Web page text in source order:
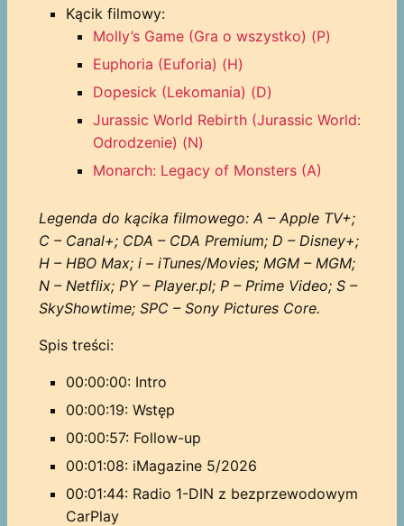
Kącik filmowy:
Molly’s Game (Gra o wszystko) (P)
Euphoria (Euforia) (H)
Dopesick (Lekomania) (D)
Jurassic World Rebirth (Jurassic World:
Odrodzenie) (N)
Monarch: Legacy of Monsters (A)
Legenda do kącika filmowego: A – Apple TV+;
C – Canal+; CDA – CDA Premium; D – Disney+;
H – HBO Max; i – iTunes/Movies; MGM – MGM;
N – Netflix; PY – Player.pl; P – Prime Video; S –
SkyShowtime; SPC – Sony Pictures Core.
Spis treści:
00:00:00: Intro
00:00:19: Wstęp
00:00:57: Follow-up
00:01:08: iMagazine 5/2026
00:01:44: Radio 1-DIN z bezprzewodowym
CarPlay